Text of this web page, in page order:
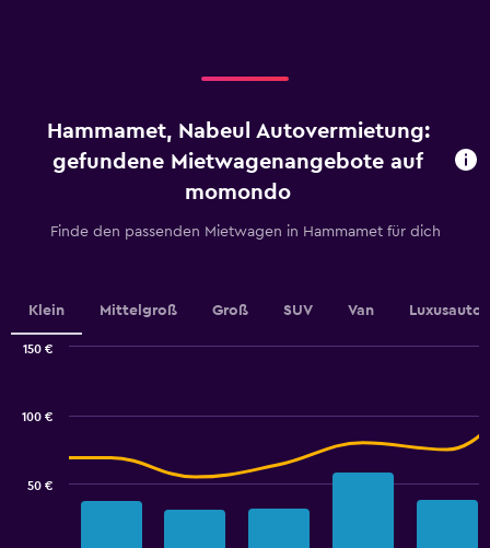
Hammamet, Nabeul Autovermietung:
gefundene Mietwagenangebote auf
momondo
Finde den passenden Mietwagen in Hammamet für dich
Klein Mittelgroß Groß SUV Van Luxusauto
50 €
100 €
150 €